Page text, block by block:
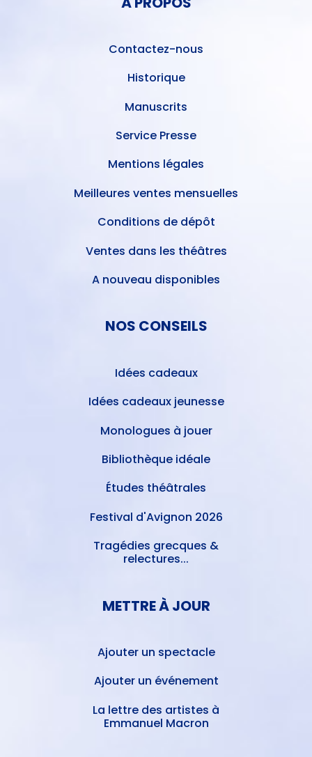
Contactez-nous
Historique
Manuscrits
Service Presse
Mentions légales
Meilleures ventes mensuelles
Conditions de dépôt
Ventes dans les théâtres
A nouveau disponibles
NOS CONSEILS
Idées cadeaux
Idées cadeaux jeunesse
Monologues à jouer
Bibliothèque idéale
Études théâtrales
Festival d'Avignon 2026
Tragédies grecques &
relectures...
METTRE À JOUR
Ajouter un spectacle
Ajouter un événement
La lettre des artistes à
Emmanuel Macron